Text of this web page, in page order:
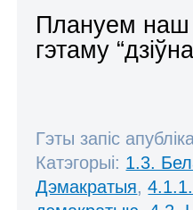
Плануем наш
гэтаму
Гэты запіс
Катэгорыі: 1.3.
Дэмакратыя,